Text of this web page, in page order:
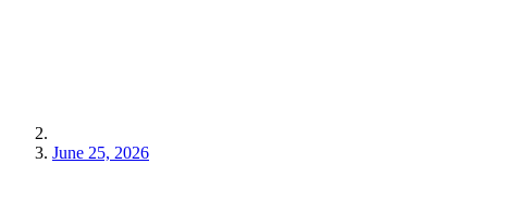
June 25, 2026